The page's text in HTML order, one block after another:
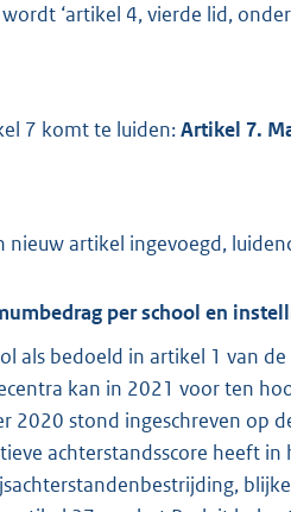
‘artikel 4, vierde lid,
7 komt te luiden:Artikel 7.
nieuw artikel ingevoegd,
per school en
als bedoeld in artikel 1 van
kan in 2021 voor ten
2020 stond ingeschreven op
achterstandsscore heeft